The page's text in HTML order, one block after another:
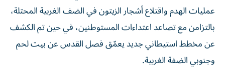
عمليات الهدم واقتلاع أشجار الزيتون في الضف الغربية المحتلة،
بالتزامن مع تصاعد اعتداءات المستوطنين، في حين تم الكشف
عن مخطط استيطاني جديد يعمّق فصل القدس عن بيت لحم
وجنوبي الضفة الغربية.